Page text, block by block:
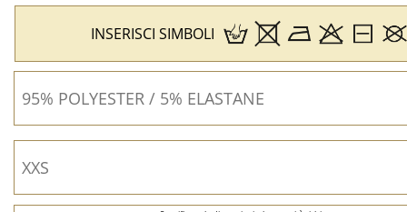
INSERISCI SIMBOLI